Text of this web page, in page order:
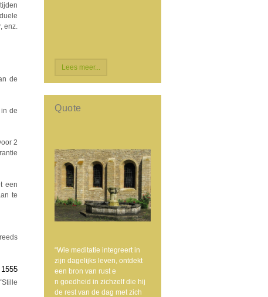
Lees meer...
Quote
“Wie meditatie integreert in
zijn dagelijks leven, ontdekt
een bron van rust e
n goedheid in zichzelf die hij
de rest van de dag met zich
enz.
de
de
2
een
te